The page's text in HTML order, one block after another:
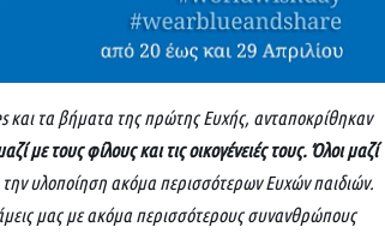
και τα βήματα της πρώτης Ευχής, ανταποκρίθηκαν
με τους φίλους και τις οικογένειές τους. Όλοι μαζί
υλοποίηση ακόμα περισσότερων Ευχών παιδιών.
μας με ακόμα περισσότερους συνανθρώπους